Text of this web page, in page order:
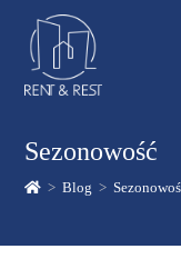
Sezonowość
> Blog >